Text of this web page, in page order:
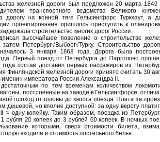
железной дороги был предложен 20 марта 1849
транспортного ведомства Великого
дорогу на конной тяге Гельсингфорс Туркхаут, а
проектирования пришлось приступить к
строительство многих дорог России.
высочайшее повеление о строительстве
Петербург√Выборг√Турку. Строительство
3 января 1868 года. Дорога была
Первый поезд от Петербурга до Парголово
состав доставил первых пассажиров из
железной дороги принято считать 30
именин императора России Александра II.
по тем временам количеством
построенные на заводе в Гельсингфорсе,
проход от головы до хвоста поезда. Плата за
дешевой, но вполне доступной: за одну версту
≈ одну копейку. Таким образом, поездка из
рубля 20 копеек до 3 рублей 60 копеек. В ночных
которыми, сверх стоимости билета,
входила и стоимость постельного белья.